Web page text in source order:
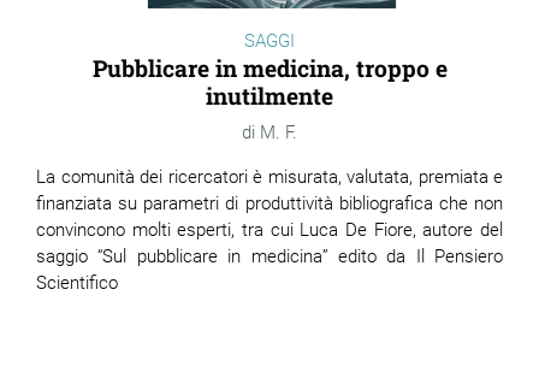
SAGGI
Pubblicare in medicina, troppo e
inutilmente
M. F.
La comunità dei ricercatori è misurata, valutata, premiata e
finanziata su parametri di produttività bibliografica che non
convincono molti esperti, tra cui Luca De Fiore, autore del
saggio “Sul pubblicare in medicina” edito da Il Pensiero
Scientifico